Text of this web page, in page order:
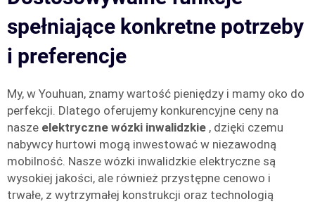
spełniające konkretne potrzeby
i preferencje
My, w Youhuan, znamy wartość pieniędzy i mamy oko do
perfekcji. Dlatego oferujemy konkurencyjne ceny na
nasze elektryczne wózki inwalidzkie , dzięki czemu
nabywcy hurtowi mogą inwestować w niezawodną
mobilność. Nasze wózki inwalidzkie elektryczne są
wysokiej jakości, ale również przystępne cenowo i
trwałe, z wytrzymałej konstrukcji oraz technologią